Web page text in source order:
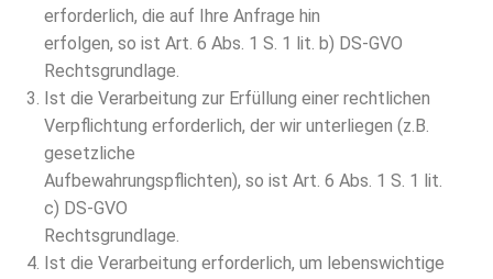
erforderlich, die auf Ihre Anfrage hin
erfolgen, so ist Art. 6 Abs. 1 S. 1 lit. b) DS-GVO
Rechtsgrundlage.
Ist die Verarbeitung zur Erfüllung einer rechtlichen
Verpflichtung erforderlich, der wir unterliegen (z.B.
gesetzliche
Aufbewahrungspflichten), so ist Art. 6 Abs. 1 S. 1 lit.
c) DS-GVO
Rechtsgrundlage.
Ist die Verarbeitung erforderlich, um lebenswichtige